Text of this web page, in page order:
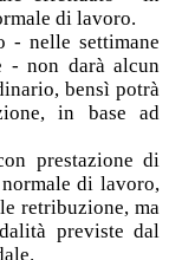
di lavoro.
- nelle settimane
- non darà alcun
bensì potrà
in base ad
prestazione di
di lavoro,
retribuzione, ma
previste dal